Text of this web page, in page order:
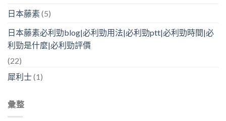
日本藤素(5)
日本藤素必利勁blog|必利勁用法|必利勁ptt|必利勁時間|必
利勁是什麼|必利勁評價
(22)
犀利士(1)
彙整